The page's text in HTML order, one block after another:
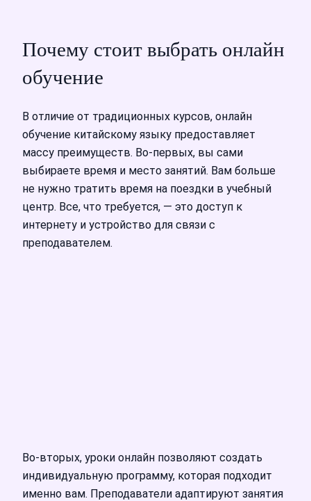
Почему стоит выбрать онлайн
обучение
В отличие от традиционных курсов, онлайн
обучение китайскому языку предоставляет
массу преимуществ. Во-первых, вы сами
выбираете время и место занятий. Вам больше
не нужно тратить время на поездки в учебный
центр. Все, что требуется, — это доступ к
интернету и устройство для связи с
преподавателем.
Во-вторых, уроки онлайн позволяют создать
индивидуальную программу, которая подходит
именно вам. Преподаватели адаптируют занятия